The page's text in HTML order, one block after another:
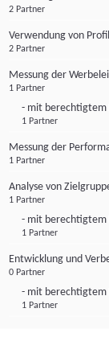
2 Partner
Verwendung von
2 Partner
Messung der
1 Partner
- mit berechtigtem
1 Partner
Messung der
1 Partner
Analyse von
1 Partner
- mit berechtigtem
1 Partner
Entwicklung und
0 Partner
- mit berechtigtem
1 Partner